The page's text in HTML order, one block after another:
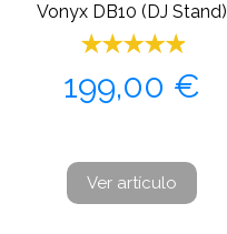
Vonyx DB10 (DJ Stand)
Precio
199,00 €
Ver artículo